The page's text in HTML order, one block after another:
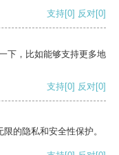
支持[0] 反对[0]
下，比如能够支持更多地
支持[0] 反对[0]
的隐私和安全性保护。